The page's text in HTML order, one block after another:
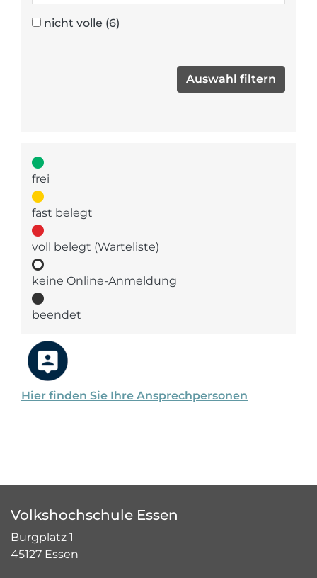
Hier finden Sie Ihre Ansprechpersonen
nicht volle (6)
frei
fast belegt
voll belegt (Warteliste)
keine Online-Anmeldung
beendet
Volkshochschule Essen
Burgplatz 1
45127 Essen